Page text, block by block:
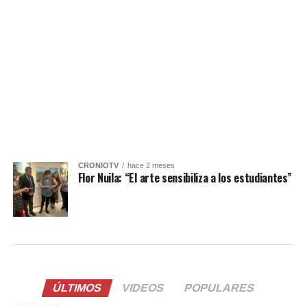
CRONIOTV hace 2 meses
Flor Nuila: “El arte sensibiliza a los estudiantes”
ÚLTIMOS VIDEOS POPULARES